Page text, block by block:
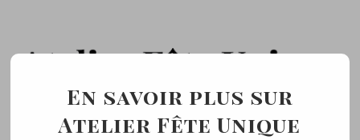
En savoir plus sur
Atelier Fête Unique